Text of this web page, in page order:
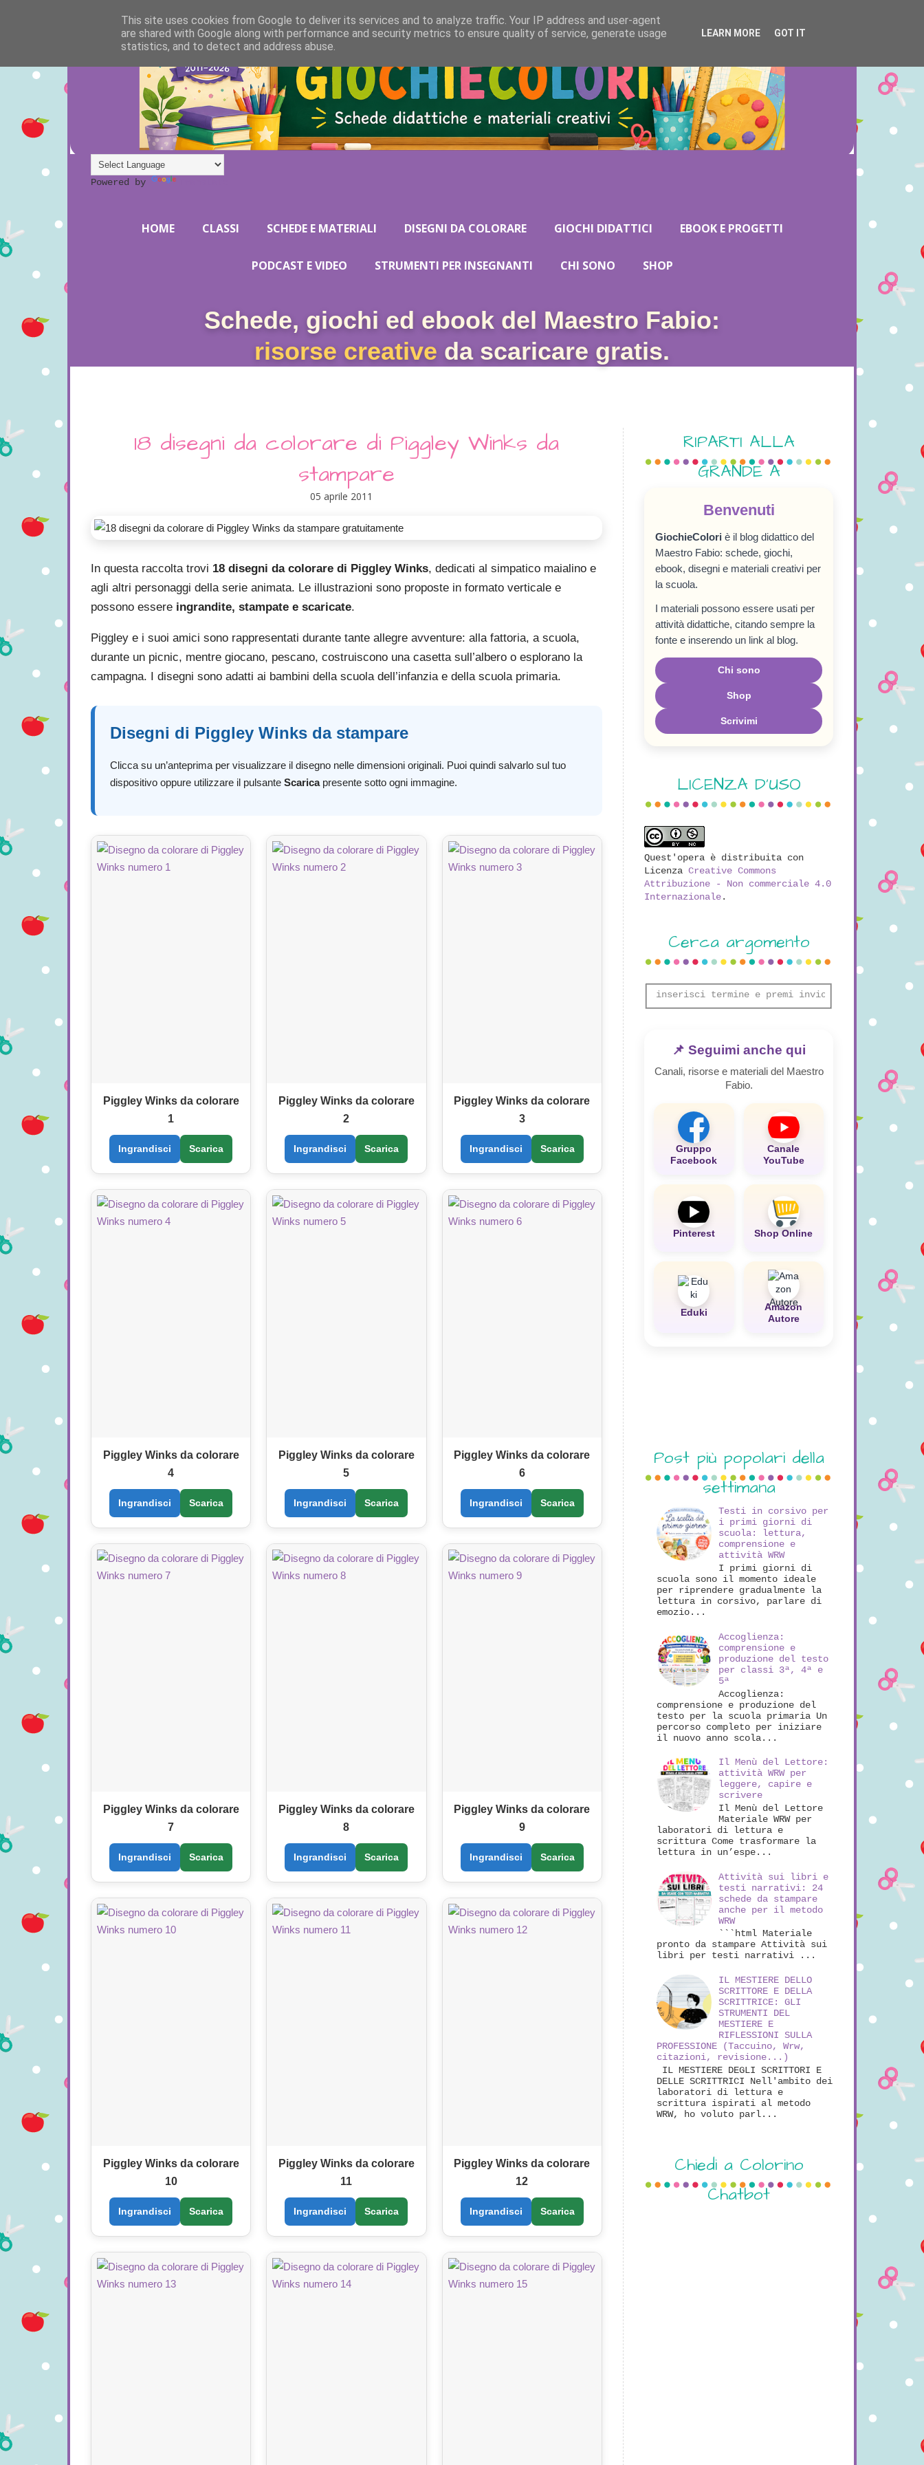
Powered by
HOME CLASSI SCHEDE E MATERIALI DISEGNI DA COLORARE GIOCHI DIDATTICI EBOOK E PROGETTI
PODCAST E VIDEO STRUMENTI PER INSEGNANTI CHI SONO SHOP
Schede, giochi ed ebook del Maestro Fabio:
risorse creative da scaricare gratis.
18 disegni da colorare di Piggley Winks da
stampare
05 aprile 2011
In questa raccolta trovi 18 disegni da colorare di Piggley Winks, dedicati al simpatico maialino e
agli altri personaggi della serie animata. Le illustrazioni sono proposte in formato verticale e
possono essere ingrandite, stampate e scaricate.
Piggley e i suoi amici sono rappresentati durante tante allegre avventure: alla fattoria, a scuola,
durante un picnic, mentre giocano, pescano, costruiscono una casetta sull’albero o esplorano la
campagna. I disegni sono adatti ai bambini della scuola dell’infanzia e della scuola primaria.
Disegni di Piggley Winks da stampare
Clicca su un’anteprima per visualizzare il disegno nelle dimensioni originali. Puoi quindi salvarlo sul tuo
dispositivo oppure utilizzare il pulsante Scaricapresente sotto ogni immagine.
Piggley Winks da colorare
1
Ingrandisci Scarica
Piggley Winks da colorare
2
Ingrandisci Scarica
Piggley Winks da colorare
3
Ingrandisci Scarica
Piggley Winks da colorare
4
Ingrandisci Scarica
Piggley Winks da colorare
5
Ingrandisci Scarica
Piggley Winks da colorare
6
Ingrandisci Scarica
Piggley Winks da colorare
7
Ingrandisci Scarica
Piggley Winks da colorare
8
Ingrandisci Scarica
Piggley Winks da colorare
9
Ingrandisci Scarica
Piggley Winks da colorare
10
Ingrandisci Scarica
Piggley Winks da colorare
11
Ingrandisci Scarica
Piggley Winks da colorare
12
Ingrandisci Scarica
RIPARTI ALLA
GRANDE A
SETTEMBRE!
Benvenuti
GiochieColori è il blog didattico del
Maestro Fabio: schede, giochi,
ebook, disegni e materiali creativi per
la scuola.
I materiali possono essere usati per
attività didattiche, citando sempre la
fonte e inserendo un link al blog.
Chi sono
Shop
Scrivimi
LICENZA D'USO
Quest'opera è distribuita con
Licenza Creative Commons
Attribuzione - Non commerciale 4.0
Internazionale.
Cerca argomento
📌 Seguimi anche qui
Canali, risorse e materiali del Maestro
Fabio.
Gruppo
Facebook
Canale
YouTube
Pinterest Shop Online
Eduki
Amazon
Autore
Post più popolari della
settimana
Testi in corsivo per
i primi giorni di
scuola: lettura,
comprensione e
attività WRW
I primi giorni di
scuola sono il momento ideale
per riprendere gradualmente la
lettura in corsivo, parlare di
emozio...
Accoglienza:
comprensione e
produzione del testo
per classi 3ª, 4ª e
5ª
Accoglienza:
comprensione e produzione del
testo per la scuola primaria Un
percorso completo per iniziare
il nuovo anno scola...
Il Menù del Lettore:
attività WRW per
leggere, capire e
scrivere
Il Menù del Lettore
Materiale WRW per
laboratori di lettura e
scrittura Come trasformare la
lettura in un’espe...
Attività sui libri e
testi narrativi: 24
schede da stampare
anche per il metodo
WRW
```html Materiale
pronto da stampare Attività sui
libri per testi narrativi ...
IL MESTIERE DELLO
SCRITTORE E DELLA
SCRITTRICE: GLI
STRUMENTI DEL
MESTIERE E
RIFLESSIONI SULLA
PROFESSIONE (Taccuino, Wrw,
citazioni, revisione...)
IL MESTIERE DEGLI SCRITTORI E
DELLE SCRITTRICI Nell'ambito dei
laboratori di lettura e
scrittura ispirati al metodo
WRW, ho voluto parl...
Chiedi a Colorino
Chatbot
This site uses cookies from Google to deliver its services and to analyze traffic. Your IP address and user-agent
are shared with Google along with performance and security metrics to ensure quality of service, generate usage
statistics, and to detect and address abuse.
LEARN MORE GOT IT